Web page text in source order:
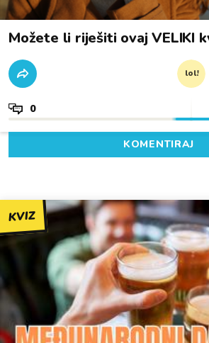
Možete li riješiti ovaj VELIKI
lol!
0
KOMENTIRAJ
KVIZ